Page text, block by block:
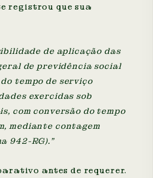
registrou que sua
de aplicação das
de previdência social
tempo de serviço
exercidas sob
com conversão do tempo
mediante contagem
942-RG)."
antes de requerer.